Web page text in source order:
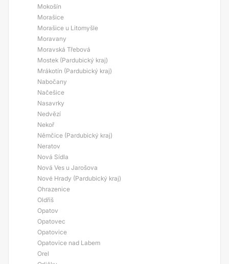
Mokošín
Morašice
Morašice u Litomyšle
Moravany
Moravská Třebová
Mostek (Pardubický kraj)
Mrákotín (Pardubický kraj)
Nabočany
Načešice
Nasavrky
Nedvězí
Nekoř
Němčice (Pardubický kraj)
Neratov
Nová Sídla
Nová Ves u Jarošova
Nové Hrady (Pardubický kraj)
Ohrazenice
Oldřiš
Opatov
Opatovec
Opatovice
Opatovice nad Labem
Orel